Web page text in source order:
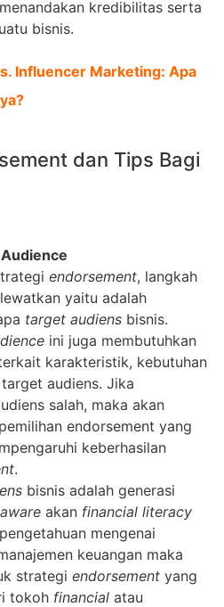
kredibilitas serta
bisnis.
Influencer Marketing: Apa
dan Tips Bagi
endorsement, langkah
yaitu adalah
target audiensbisnis.
ini juga membutuhkan
karakteristik, kebutuhan
audiens. Jika
salah, maka akan
endorsement yang
keberhasilan
.
bisnis adalah generasi
awareakan financial literacy
mengenai
keuangan maka
strategi endorsement yang
tokoh financialatau